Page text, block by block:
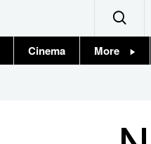
Cinema More